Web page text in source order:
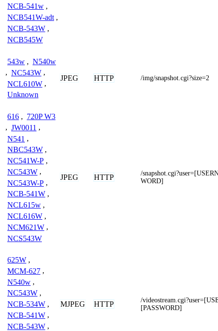
NCB-541w ,
NCB541W-adt ,
NCB-543W ,
NCB545W
543w , N540w
, NC543W ,
NCL610W ,
Unknown
JPEG HTTP /img/snapshot.cgi?size=2
616 , 720P W3
, JW0011 ,
N541 ,
NBC543W ,
NC541W-P ,
NC543W ,
NC543W-P ,
NCB-541W ,
NCL615w ,
NCL616W ,
NCM621W ,
NCS543W
JPEG HTTP
/
WORD]
625W ,
MCM-627 ,
N540w ,
NC543W ,
NCB-534W ,
NCB-541W ,
NCB-543W ,
MJPEG HTTP
/
[PASSWORD]